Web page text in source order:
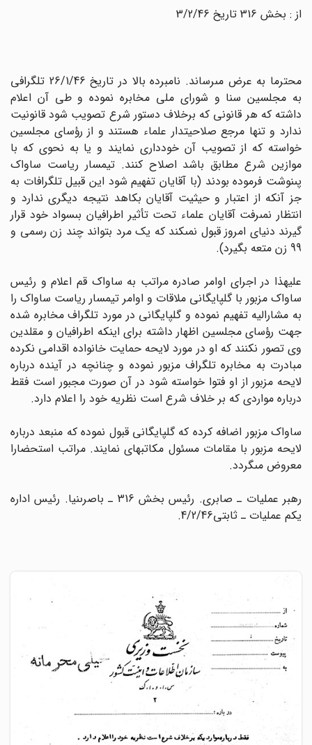
از : بخش 316 تاریخ 3/2/46
محترما به عرض مى‏رساند. نامبرده بالا در تاریخ 26/1/46 تلگرافى
به مجلسین سنا و شوراى ملى مخابره نموده و طى آن اعلام
داشته که هر قانونى که برخلاف دستور شرع تصویب شود قانونیت
ندارد و تنها مرجع صلاحیتدار علماء هستند و از رؤساى مجلسین
خواسته که از تصویب آن خوددارى نمایند و یا به نحوى که با
موازین شرع مطابق باشد اصلاح کنند. تیمسار ریاست ساواک
پى‏نوشت فرموده بودند (با آقایان تفهیم شود این قبیل تلگرافات به
جز آنکه از اعتبار و حیثیت آقایان بکاهد نتیجه دیگرى ندارد و
انتظار نمى‏رفت آقایان علماء تحت تأثیر اطرافیان بى‏سواد خود قرار
گیرند دنیاى امروز قبول نمى‏کند که یک مرد بتواند چند زن رسمى و
علیهذا در اجراى اوامر صادره مراتب به ساواک قم اعلام و رئیس
ساواک مزبور با گلپایگانى ملاقات و اوامر تیمسار ریاست ساواک را
به مشارالیه تفهیم نموده و گلپایگانى در مورد تلگراف مخابره شده
جهت رؤساى مجلسین اظهار داشته براى اینکه اطرافیان و مقلدین
وى تصور نکنند که او در مورد لایحه حمایت خانواده اقدامى نکرده
مبادرت به مخابره تلگراف مزبور نموده و چنانچه در آینده درباره
لایحه مزبور از او فتوا خواسته شود در آن صورت مجبور است فقط
درباره مواردى که بر خلاف شرع است نظریه خود را اعلام دارد.
ساواک مزبور اضافه کرده که گلپایگانى قبول نموده که منبعد درباره
لایحه مزبور با مقامات مسئول مکاتبه‏اى نمایند. مراتب استحضارا
معروض مى‏گردد.
رهبر عملیات ـ صابرى. رئیس بخش 316 ـ باصرى‏نیا. رئیس اداره
یکم عملیات ـ ثابتى4/2/46.